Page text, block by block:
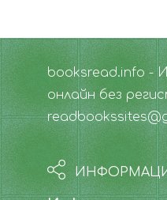
booksread.info -
онлайн без